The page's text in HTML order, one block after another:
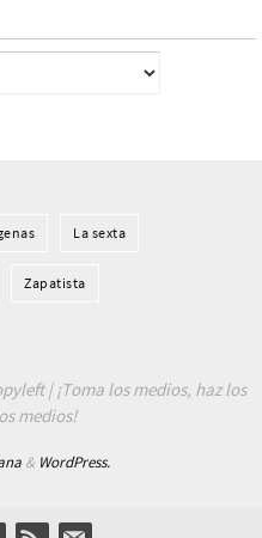
La sexta
Zapatista
| ¡Toma los medios, haz los
medios!
& WordPress.